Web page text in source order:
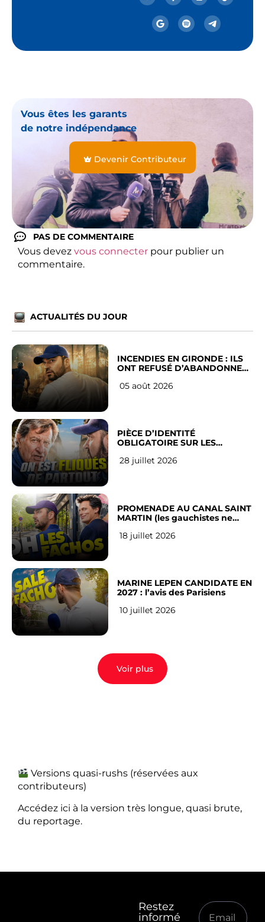
Vous êtes les garants
de notre indépendance
Devenir Contributeur
PAS DE COMMENTAIRE
Vous devez vous connecter pour publier un
commentaire.
ACTUALITÉS DU JOUR
INCENDIES EN GIRONDE : ILS
ONT REFUSÉ D’ABANDONNER
05 août 2026
PIÈCE D’IDENTITÉ
OBLIGATOIRE SUR LES
Français
28 juillet 2026
PROMENADE AU CANAL SAINT
MARTIN (les gauchistes ne
18 juillet 2026
MARINE LEPEN CANDIDATE EN
2027 : l’avis des Parisiens
10 juillet 2026
Voir plus
Versions quasi-rushs (réservées aux
contributeurs)
Accédez ici à la version très longue, quasi brute,
du reportage.
Restez
informé